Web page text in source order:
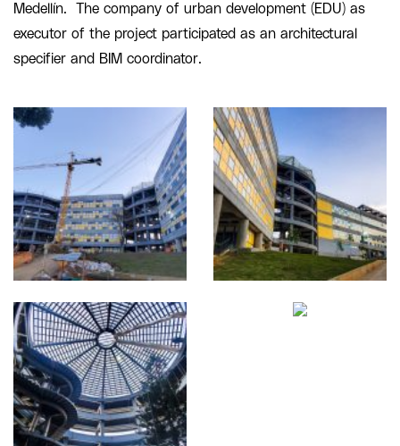
Medellín. The company of urban development (EDU) as
executor of the project participated as an architectural
specifier and BIM coordinator.